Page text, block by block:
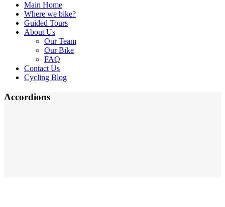
Main Home
Where we bike?
Guided Tours
About Us
Our Team
Our Bike
FAQ
Contact Us
Cycling Blog
Accordions